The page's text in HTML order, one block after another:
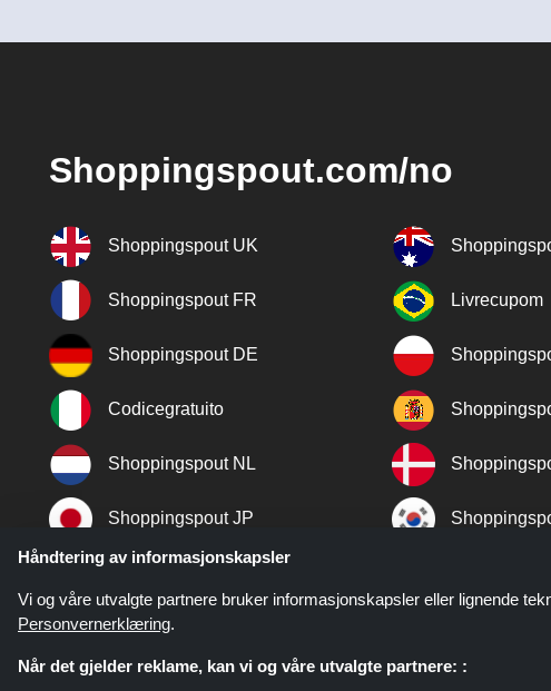
Shoppingspout.com/no
Shoppingspout UK
Shoppingspout FR Livrecupom
Shoppingspout DE
Codicegratuito
Shoppingspout NL
Shoppingspout JP
Shoppingspout TR
Håndtering av informasjonskapsler
Vi og våre utvalgte partnere bruker informasjonskapsler eller lignende
Personvernerklæring.
Når det gjelder reklame, kan vi og våre utvalgte partnere: :